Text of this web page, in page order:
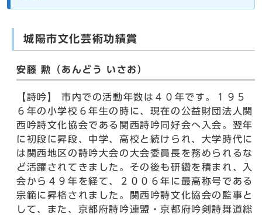
城陽市文化芸術功績賞
安藤 勲（あんどう いさお）
【詩吟】 市内での活動年数は４０年です。１９５
６年の小学校６年生の時に、現在の公益財団法人関
西吟詩文化協会である関西詩吟同好会へ入会。翌年
に初段に昇段、中学、高校と続けられ、大学時代に
は関西地区の詩吟大会の大会委員長を務められるな
ど活躍されてきました。その後も研鑽を積まれ、入
会から４９年を経て、２００６年に最高称号である
宗範に昇格されました。関西吟詩文化協会の監事と
して、また、京都府詩吟連盟・京都府吟剣詩舞道総